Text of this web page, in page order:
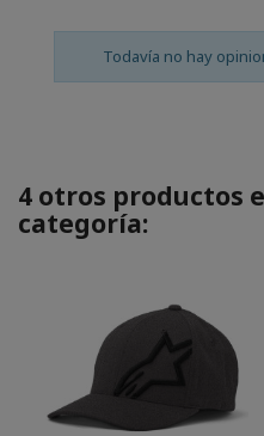
Todavía no hay
4 otros productos
categoría: